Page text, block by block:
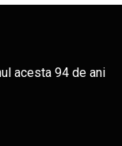
acesta 94 de ani